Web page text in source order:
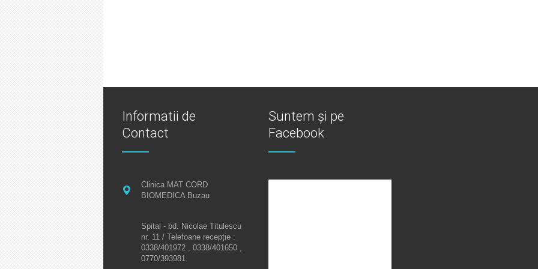
Informatii de
Contact
Clinica MAT CORD
BIOMEDICA Buzau
Spital - bd. Nicolae Titulescu
nr. 11 / Telefoane recepție :
0338/401972 , 0338/401650 ,
0770/393981
Suntem și pe
Facebook